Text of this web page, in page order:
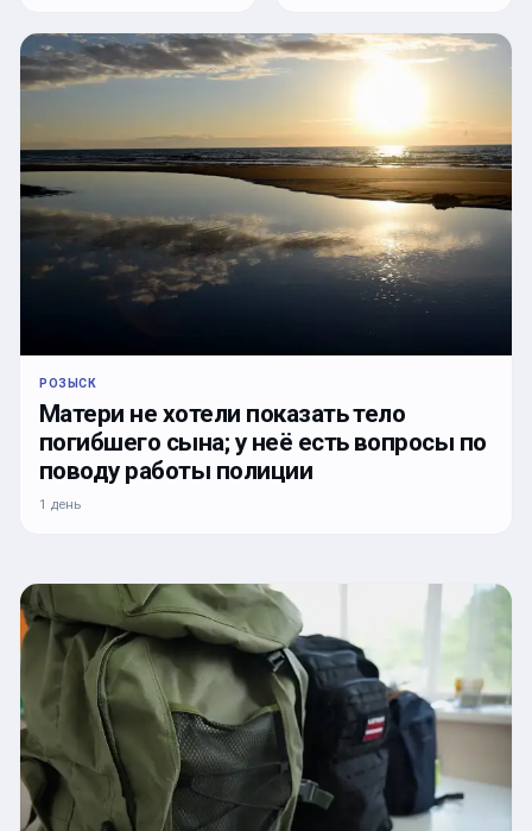
РОЗЫСК
Матери не хотели показать тело
погибшего сына; у неё есть вопросы по
поводу работы полиции
1 день